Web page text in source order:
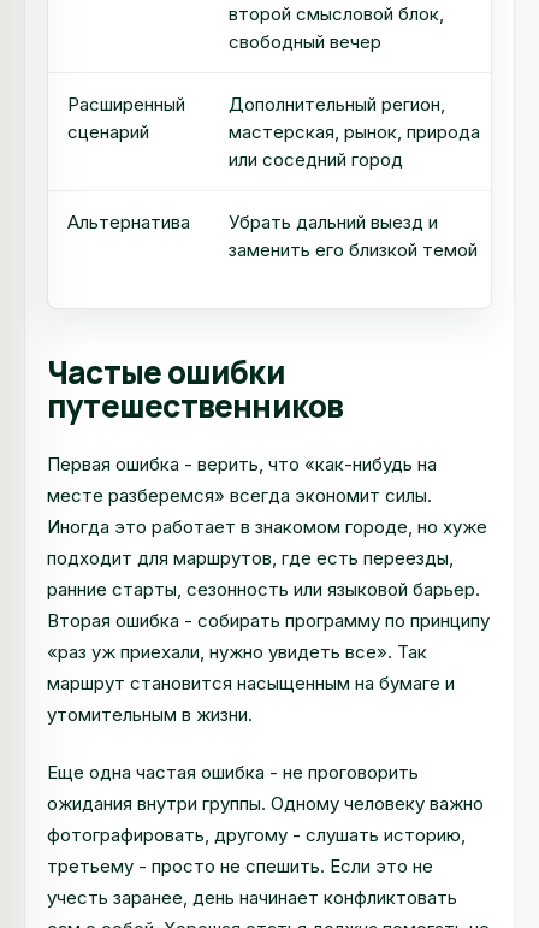
второй смысловой блок,
свободный вечер
Расширенный
сценарий
Дополнительный регион,
мастерская, рынок, природа
или соседний город
Альтернатива
Убрать дальний выезд и
заменить его близкой темой
Частые ошибки
путешественников
Первая ошибка - верить, что «как-нибудь на
месте разберемся» всегда экономит силы.
Иногда это работает в знакомом городе, но хуже
подходит для маршрутов, где есть переезды,
ранние старты, сезонность или языковой барьер.
Вторая ошибка - собирать программу по принципу
«раз уж приехали, нужно увидеть все». Так
маршрут становится насыщенным на бумаге и
утомительным в жизни.
Еще одна частая ошибка - не проговорить
ожидания внутри группы. Одному человеку важно
фотографировать, другому - слушать историю,
третьему - просто не спешить. Если это не
учесть заранее, день начинает конфликтовать